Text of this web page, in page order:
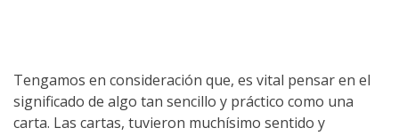
Tengamos en consideración que, es vital pensar en el
significado de algo tan sencillo y práctico como una
carta. Las cartas, tuvieron muchísimo sentido y